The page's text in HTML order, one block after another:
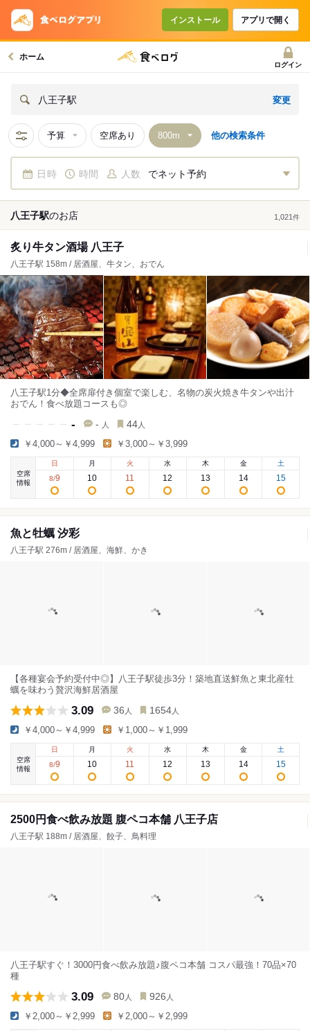
インストール アプリで開く
ホーム
ログイン
八王子駅 変更
予算 空席あり 他の検索条件
日時 時間 人数 でネット予約
八王子駅のお店 1,021 件
炙り牛タン酒場 八王子
八王子駅 158m / 居酒屋、牛タン、おでん
八王子駅1分◆全席扉付き個室で楽しむ、名物の炭火焼き牛タンや出汁
おでん！食べ放題コースも◎
- - 人 44 人
￥4,000～￥4,999 ￥3,000～￥3,999
空席
情報
日
8/9
月
10
火
11
水
12
木
13
金
14
土
15
魚と牡蠣 汐彩
八王子駅 276m / 居酒屋、海鮮、かき
【各種宴会予約受付中◎】八王子駅徒歩3分！築地直送鮮魚と東北産牡
蠣を味わう贅沢海鮮居酒屋
3.09 36 人 1654 人
￥4,000～￥4,999 ￥1,000～￥1,999
空席
情報
日
8/9
月
10
火
11
水
12
木
13
金
14
土
15
2500円食べ飲み放題 腹ペコ本舗 八王子店
八王子駅 188m / 居酒屋、餃子、鳥料理
八王子駅すぐ！3000円食べ飲み放題♪腹ペコ本舗 コスパ最強！70品×70
種
3.09 80 人 926 人
￥2,000～￥2,999 ￥2,000～￥2,999